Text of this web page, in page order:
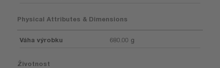
Physical Attributes & Dimensions
Váha výrobku 680.00 g
Životnost